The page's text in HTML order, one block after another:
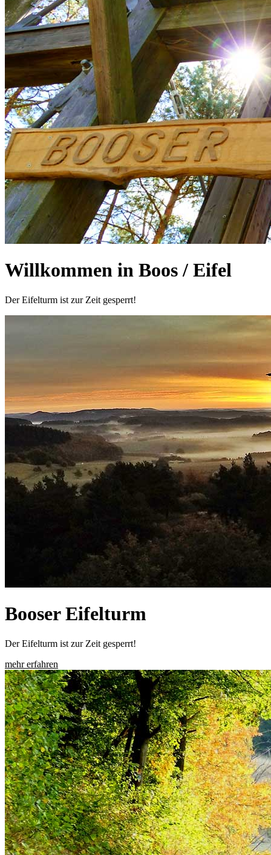
Willkommen in Boos / Eifel
Der Eifelturm ist zur Zeit gesperrt!
Booser Eifelturm
Der Eifelturm ist zur Zeit gesperrt!
mehr erfahren